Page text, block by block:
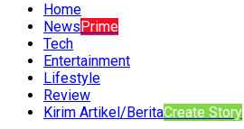
Home
NewsPrime
Tech
Entertainment
Lifestyle
Review
Kirim Artikel/BeritaCreate Story